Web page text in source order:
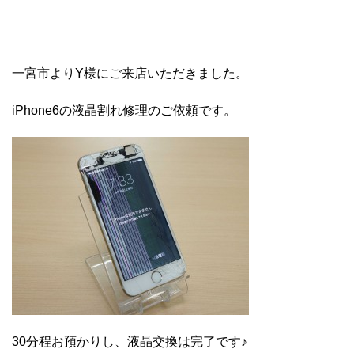
一宮市よりY様にご来店いただきました。
iPhone6の液晶割れ修理のご依頼です。
30分程お預かりし、液晶交換は完了です♪